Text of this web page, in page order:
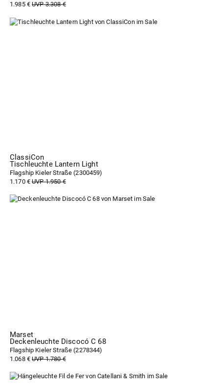
1.985 €UVP 3.308 €
ClassiCon
Tischleuchte Lantern Light
Flagship Kieler Straße (2300459)
1.170 €UVP 1.950 €
Marset
Deckenleuchte Discocó C 68
Flagship Kieler Straße (2278344)
1.068 €UVP 1.780 €